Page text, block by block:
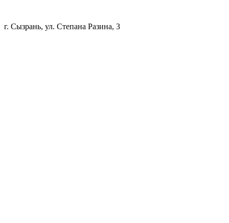
г. Сызрань, ул. Степана Разина, 3